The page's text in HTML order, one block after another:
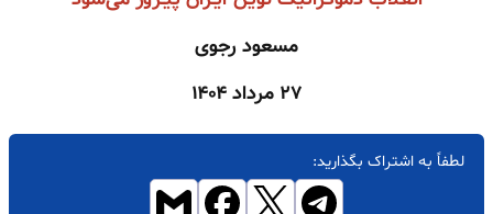
مسعود رجوی
۲۷ مرداد ۱۴۰۴
لطفاً به اشتراک بگذارید: